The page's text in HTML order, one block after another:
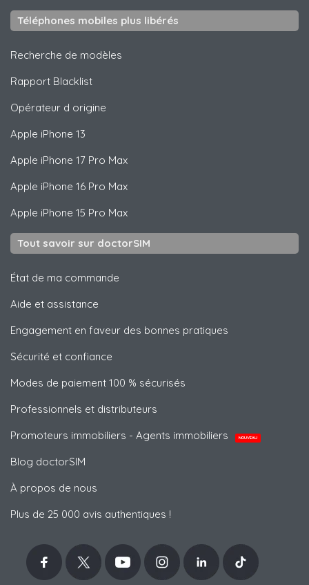
Téléphones mobiles plus libérés
Recherche de modèles
Rapport Blacklist
Opérateur d origine
Apple iPhone 13
Apple iPhone 17 Pro Max
Apple iPhone 16 Pro Max
Apple iPhone 15 Pro Max
Tout savoir sur doctorSIM
État de ma commande
Aide et assistance
Engagement en faveur des bonnes pratiques
Sécurité et confiance
Modes de paiement 100 % sécurisés
Professionnels et distributeurs
Promoteurs immobiliers - Agents immobiliers
NOUVEAU
Blog doctorSIM
À propos de nous
Plus de 25 000 avis authentiques !